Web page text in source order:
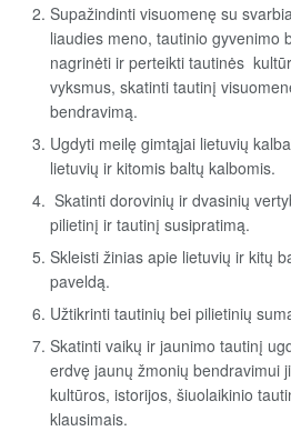
Supažindinti visuomenę su
liaudies meno, tautinio gyvenimo
nagrinėti ir perteikti tautinės
vyksmus, skatinti tautinį
bendravimą.
Ugdyti meilę gimtąjai lietuvių
lietuvių ir kitomis baltų kalbomis.
Skatinti dorovinių ir dvasinių
pilietinį ir tautinį susipratimą.
Skleisti žinias apie lietuvių ir kitų
paveldą.
Užtikrinti tautinių bei pilietinių
Skatinti vaikų ir jaunimo tautinį
erdvę jaunų žmonių bendravimui
kultūros, istorijos, šiuolaikinio
klausimais.